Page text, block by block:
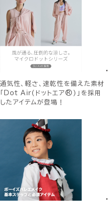
通気性、軽さ、速乾性を備えた素材
「Dot Air(ドットエア®)」を採用
したアイテムが登場！